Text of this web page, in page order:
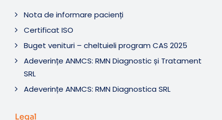
Nota de informare pacienți
Certificat ISO
Buget venituri – cheltuieli program CAS 2025
Adeverințe ANMCS: RMN Diagnostic și Tratament
SRL
Adeverințe ANMCS: RMN Diagnostica SRL
Legal